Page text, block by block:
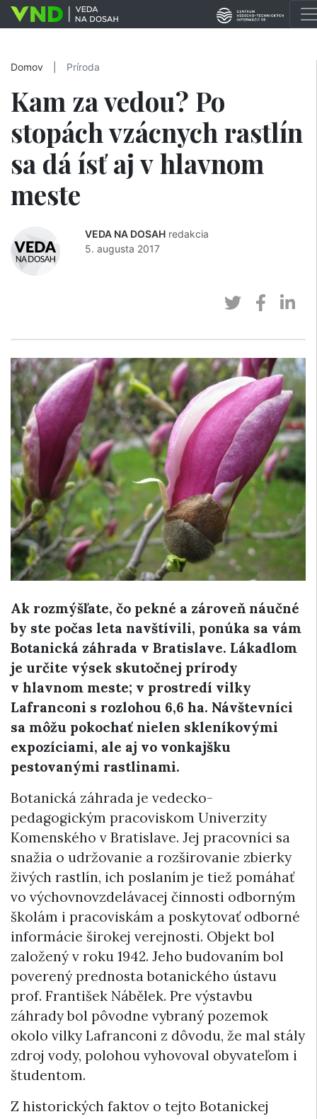
Domov Príroda
Kam za vedou? Po
stopách vzácnych rastlín
sa dá ísť aj v hlavnom
meste
VEDA NA DOSAH redakcia
5. augusta 2017
Ak rozmýšľate, čo pekné a zároveň náučné
by ste počas leta navštívili, ponúka sa vám
Botanická záhrada v Bratislave. Lákadlom
je určite výsek skutočnej prírody
v hlavnom meste; v prostredí vilky
Lafranconi s rozlohou 6,6 ha. Návštevníci
sa môžu pokochať nielen skleníkovými
expozíciami, ale aj vo vonkajšku
pestovanými rastlinami.
Botanická záhrada je vedecko-
pedagogickým pracoviskom Univerzity
Komenského v Bratislave. Jej pracovníci sa
snažia o udržovanie a rozširovanie zbierky
živých rastlín, ich poslaním je tiež pomáhať
vo výchovnovzdelávacej činnosti odborným
školám i pracoviskám a poskytovať odborné
informácie širokej verejnosti. Objekt bol
založený v roku 1942. Jeho budovaním bol
poverený prednosta botanického ústavu
prof. František Nábělek. Pre výstavbu
záhrady bol pôvodne vybraný pozemok
okolo vilky Lafranconi z dôvodu, že mal stály
zdroj vody, polohou vyhovoval obyvateľom i
študentom.
Z historických faktov o tejto Botanickej